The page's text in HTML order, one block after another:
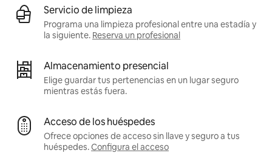
Servicio de limpieza
Programa una limpieza profesional entre una estadía y
la siguiente. Reserva un profesional
Almacenamiento presencial
Elige guardar tus pertenencias en un lugar seguro
mientras estás fuera.
Acceso de los huéspedes
Ofrece opciones de acceso sin llave y seguro a tus
huéspedes.Configura el acceso